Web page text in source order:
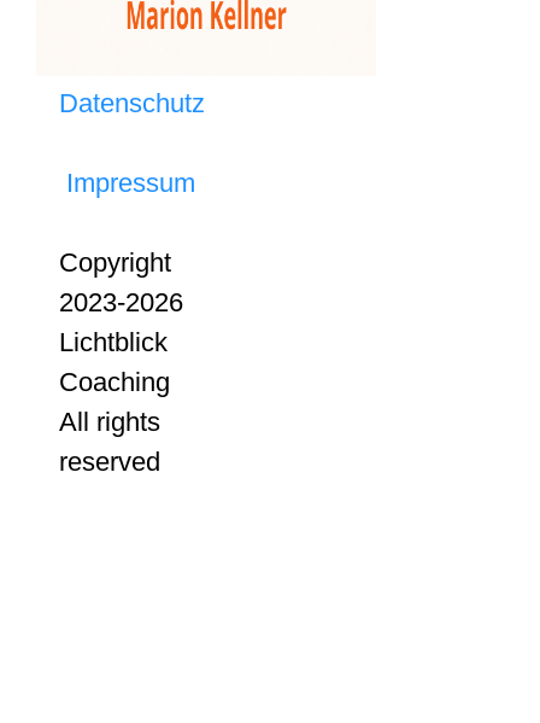
Datenschutz
Impressum
Copyright
2023-2026
Lichtblick
Coaching
All rights
reserved